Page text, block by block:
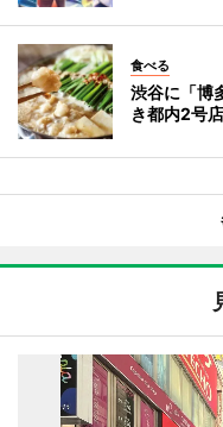
食べる
渋谷に「博
き都内2号店